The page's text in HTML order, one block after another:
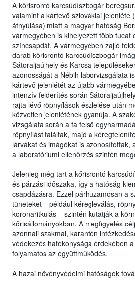
A kőrisrontó karcsúdíszbogár
valamint a kártevő szlovákiai jelenléte
átnyúlása) miatt a magyar hatóság
vármegyében is kihelyezett több tucat
színcsapdát. A vármegyében zajló
darab kőrisrontó karcsúdíszbogár
Sátoraljaújhely és Karcsa
azonosságát a Nébih laborvizsgálata
kártevő jelenlétét az újabb
intenzív felderítés során
rajta lévő röpnyílások észlelése után
közvetlen jelenlétének gyanúja. A
vizsgálata során a fa felső
röpnyílást találtak, majd a
lárvákat és imágókat is azonosítottak,
a laboratóriumi ellenőrzés szintén
Jelenleg még tart a kőrisrontó
és párzási időszaka, így a hatóság
csapdázásra. Ezzel párhuzamosan a
tüneteket – például kéregleválás,
koronaritkulás – szintén kutatják a
kőrisállományokban. A megfigyelés
azonnali szakmai, karantén
védekezés hatékonysága érdekében
folyamatos az együttműködés.
A hazai növényvédelmi hatóságok